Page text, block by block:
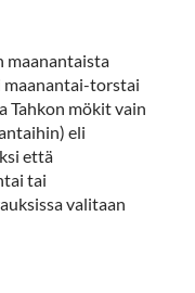
maanantaista
maanantai-torstai
Tahkon mökit vain
eli
että
tai
valitaan